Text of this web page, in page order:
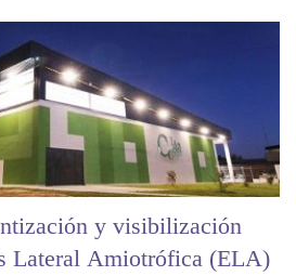
y visibilización
Lateral Amiotrófica (ELA)